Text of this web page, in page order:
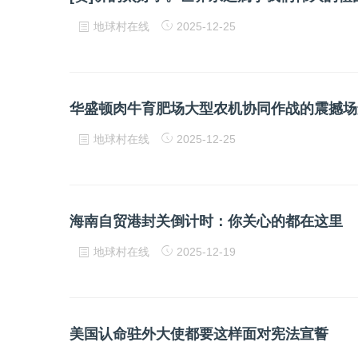
地球村在线 2025-12-25
华盛顿肉牛育肥场大型农机协同作战的震撼
地球村在线 2025-12-25
海南自贸港封关倒计时：你关心的都在这里
地球村在线 2025-12-19
美国认命驻外大使都要这样面对宪法宣誓